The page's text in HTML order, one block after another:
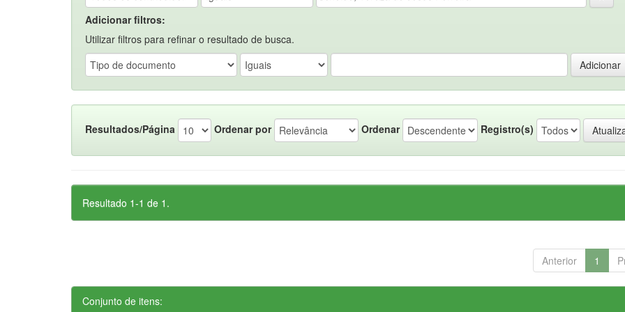
Adicionar filtros:
Utilizar filtros para refinar o resultado de busca.
Resultados/Página Ordenar por Ordenar Registro(s)
Resultado 1-1 de 1.
Anterior 1
Conjunto de itens: